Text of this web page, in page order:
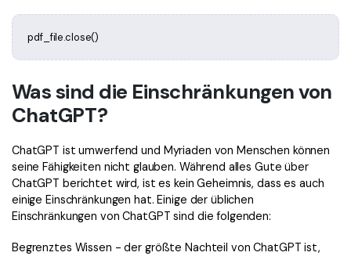
pdf_file.close()
Was sind die Einschränkungen von
ChatGPT?
ChatGPT ist umwerfend und Myriaden von Menschen können
seine Fähigkeiten nicht glauben. Während alles Gute über
ChatGPT berichtet wird, ist es kein Geheimnis, dass es auch
einige Einschränkungen hat. Einige der üblichen
Einschränkungen von ChatGPT sind die folgenden:
Begrenztes Wissen - der größte Nachteil von ChatGPT ist,